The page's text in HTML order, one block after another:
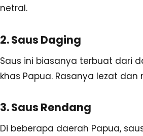
netral.
2. Saus Daging
Saus ini biasanya terbuat dari
khas Papua. Rasanya lezat
3. Saus Rendang
Di beberapa daerah Papua,